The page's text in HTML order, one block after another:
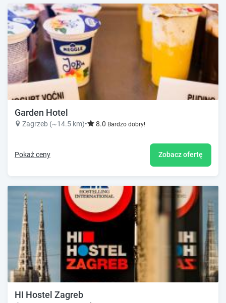
Garden Hotel
Zagrzeb (~14.5 km)• 8.0 Bardzo dobry!
Pokaż ceny Zobacz ofertę
HI Hostel Zagreb